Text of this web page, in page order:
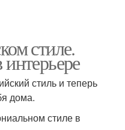
стиле.
стиль и теперь
дома.
стиле в